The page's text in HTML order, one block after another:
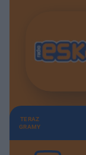
TERAZ
GRAMY